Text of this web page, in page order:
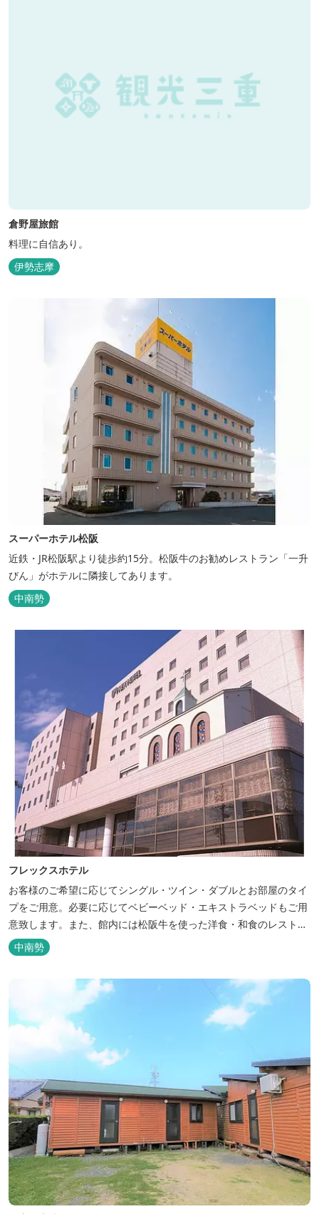
倉野屋旅館
料理に自信あり。
伊勢志摩
スーパーホテル松阪
近鉄・JR松阪駅より徒歩約15分。松阪牛のお勧めレストラン「一升
びん」がホテルに隣接してあります。
中南勢
フレックスホテル
お客様のご希望に応じてシングル・ツイン・ダブルとお部屋のタイ
プをご用意。必要に応じてベビーベッド・エキストラベッドもご用
意致します。また、館内には松阪牛を使った洋食・和食のレストラ
ンと喫茶があります。伊勢神宮参拝や、伊勢志摩、東紀州への観光
の拠点にご利用ください。
中南勢